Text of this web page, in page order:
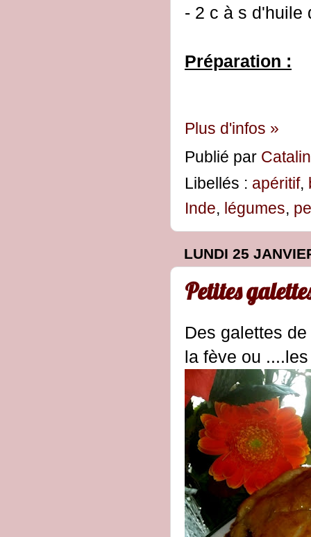
- 2 c à s d'huile
Préparation :
Plus d'infos »
Publié par
Libellés : apéritif,
Inde, légumes,
LUNDI 25
Petites
Des galettes
la fève ou